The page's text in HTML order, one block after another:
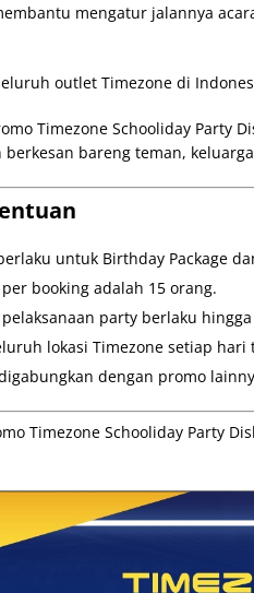
mengatur jalannya
outlet Timezone di
Timezone Schooliday Party
bareng teman,
untuk Birthday Package
booking adalah 15 orang.
party berlaku hingga
lokasi Timezone setiap
dengan promo
Timezone Schooliday Party